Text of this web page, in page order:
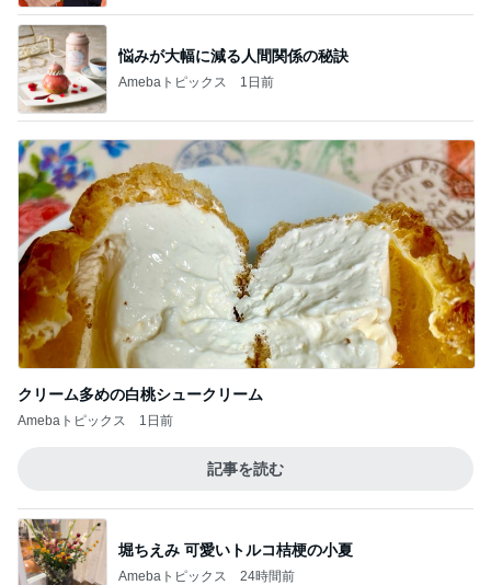
悩みが大幅に減る人間関係の秘訣
Amebaトピックス 1日前
クリーム多めの白桃シュークリーム
Amebaトピックス 1日前
記事を読む
堀ちえみ 可愛いトルコ桔梗の小夏
Amebaトピックス 24時間前